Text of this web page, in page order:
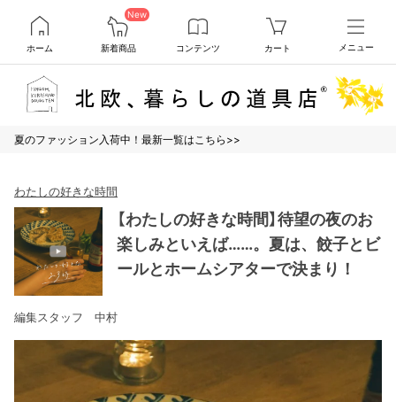
ホーム
New
新着商品 コンテンツ カート メニュー
夏のファッション入荷中！最新一覧はこちら>>
わたしの好きな時間
【わたしの好きな時間】待望の夜のお
楽しみといえば……。夏は、餃子とビ
ールとホームシアターで決まり！
編集スタッフ 中村